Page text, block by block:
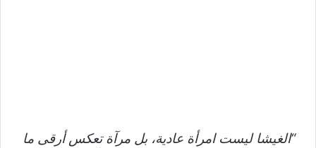
“الغيشا ليست امرأة عادية، بل مرآة تعكس أرقى ما